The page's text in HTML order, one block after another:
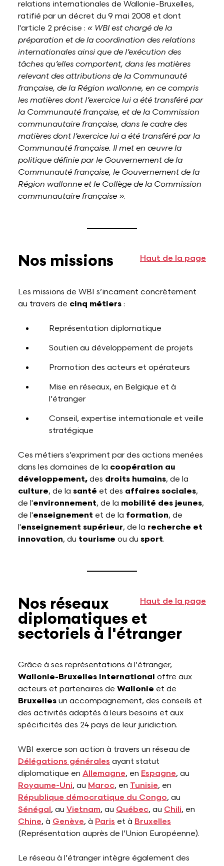
relations internationales de Wallonie-Bruxelles,
ratifié par un décret du 9 mai 2008 et dont
l'article 2 précise : « WBI est chargé de la
préparation et de la coordination des relations
internationales ainsi que de l’exécution des
tâches qu’elles comportent, dans les matières
relevant des attributions de la Communauté
française, de la Région wallonne, en ce compris
les matières dont l’exercice lui a été transféré par
la Communauté française, et de la Commission
communautaire française, dans le cadre des
matières dont l’exercice lui a été transféré par la
Communauté française. Il met en œuvre la
politique définie par le Gouvernement de la
Communauté française, le Gouvernement de la
Région wallonne et le Collège de la Commission
communautaire française ».
Haut de la page
Nos missions
Les missions de WBI s’incarnent concrètement
au travers de cinq métiers :
Représentation diplomatique
Soutien au développement de projets
Promotion des acteurs et opérateurs
Mise en réseaux, en Belgique et à
l’étranger
Conseil, expertise internationale et veille
stratégique
Ces métiers s’expriment par des actions menées
dans les domaines de la coopération au
développement, des droits humains, de la
culture, de la santé et des affaires sociales,
de l'environnement, de la mobilité des jeunes,
de l'enseignement et de la formation, de
l'enseignement supérieur, de la recherche et
innovation, du tourisme ou du sport.
Haut de la page
Nos réseaux
diplomatiques et
sectoriels à l'étranger
Grâce à ses représentations à l’étranger,
Wallonie-Bruxelles International offre aux
acteurs et partenaires de Wallonie et de
Bruxelles un accompagnement, des conseils et
des activités adaptés à leurs besoins et aux
spécificités des 24 pays de leur juridiction.
WBI exerce son action à travers un réseau de
Délégations générales ayant statut
diplomatique en Allemagne, en Espagne, au
Royaume-Uni, au Maroc, en Tunisie, en
République démocratique du Congo, au
Sénégal, au Vietnam, au Québec, au Chili, en
Chine, à Genève, à Paris et à Bruxelles
(Représentation auprès de l’Union Européenne).
Le réseau à l’étranger intègre également des